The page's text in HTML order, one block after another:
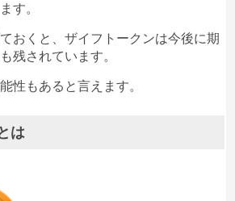
性はありそうですね。
、ザイフトークンは
す。
おくと、ザイフトークンは今後に期
残されています。
性もあると言えます。
は